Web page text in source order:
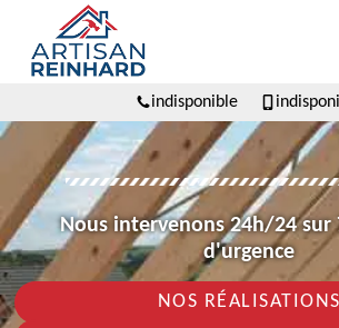
indisponible
Nous intervenons 24h/24 sur
d'urgence
NOS RÉALISATIONS